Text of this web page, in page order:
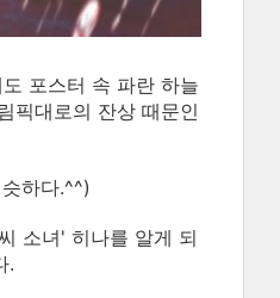
포스터 속 파란 하늘
픽대로의 잔상 때문인
하다.^^)
소녀' 히나를 알게 되
.